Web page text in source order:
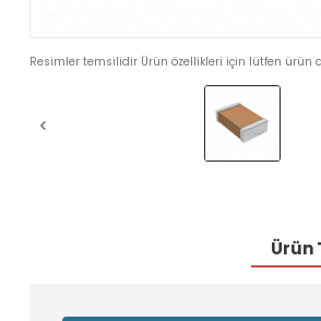
Resimler temsilidir Ürün özellikleri için lütfen ürün
Ürün